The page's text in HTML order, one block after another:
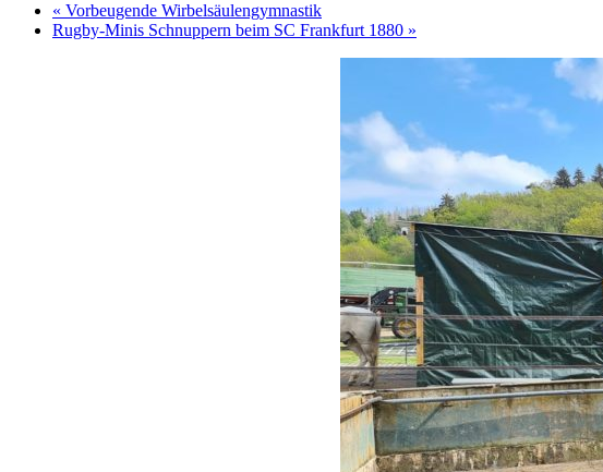
« Vorbeugende Wirbelsäulengymnastik
Rugby-Minis Schnuppern beim SC Frankfurt 1880 »